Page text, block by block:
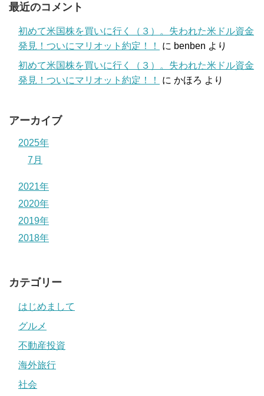
最近のコメント
初めて米国株を買いに行く（３）。失われた米ドル資金
発見！ついにマリオット約定！！
に benben より
初めて米国株を買いに行く（３）。失われた米ドル資金
発見！ついにマリオット約定！！
に かほろ より
アーカイブ
2025年
7月
2021年
2020年
2019年
2018年
カテゴリー
はじめまして
グルメ
不動産投資
海外旅行
社会